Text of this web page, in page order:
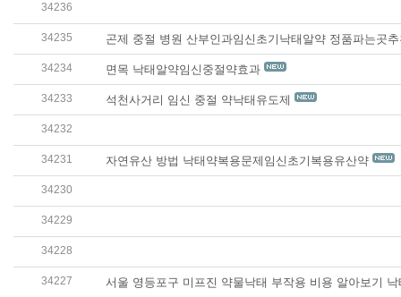
34236
34235 곤제 중절 병원 산부인과임신초기낙태알약 정품파는곳
34234 면목 낙태알약임신중절약효과
34233 석천사거리 임신 중절 약낙­태유도제
34232
34231 자연유산 방법 낙태약복용문제임신초기복용유산약
34230
34229
34228
34227 서울 영등포구 미프진 약물낙태 부작용 비용 알아보기